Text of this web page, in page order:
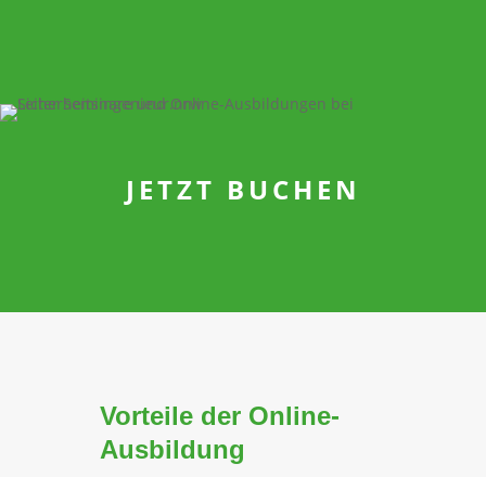
JETZT BUCHEN
Vorteile der Online-
Ausbildung